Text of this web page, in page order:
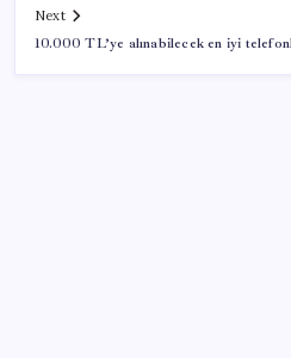
Next
10.000 TL’ye alınabilecek en iyi